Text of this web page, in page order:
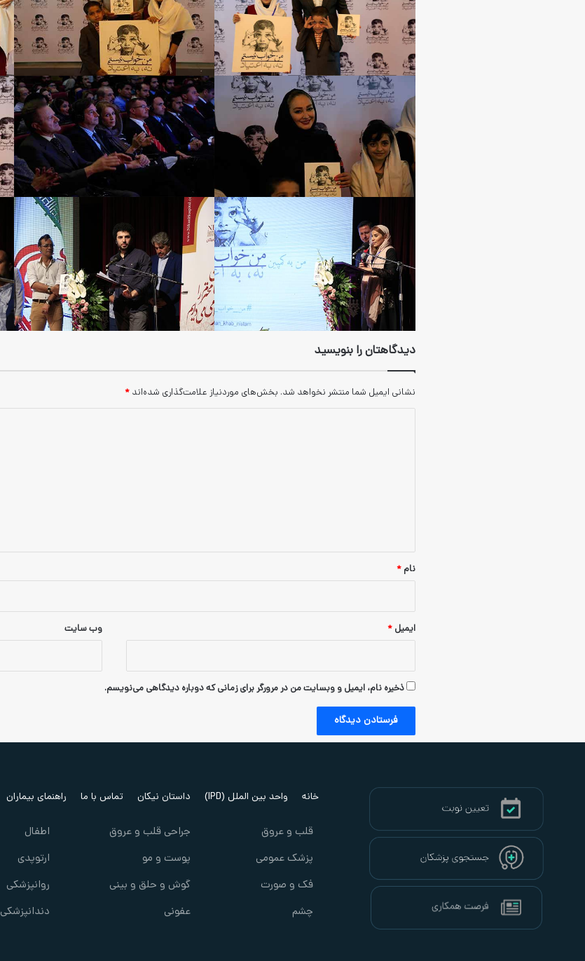
دیدگاهتان را بنویسید
نشانی ایمیل شما منتشر نخواهد شد. بخش‌های موردنیاز علامت‌گذاری شده‌اند *
نام *
ایمیل * وب‌ سایت
ذخیره نام، ایمیل و وبسایت من در مرورگر برای زمانی که دوباره دیدگاهی می‌نویسم.
خانه واحد بین الملل (IPD) داستان نیکان تماس با ما راهنمای بیماران
قلب و عروق
پزشک عمومی
فک و صورت
چشم
جراحی قلب و عروق
پوست و مو
گوش و حلق و بینی
عفونی
اطفال
ارتوپدی
روانپزشکی
دندانپزشکی